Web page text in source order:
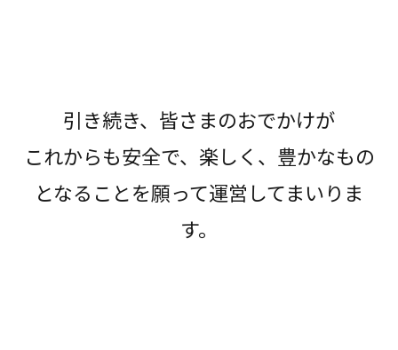
引き続き、皆さまのおでかけが
これからも安全で、楽しく、豊かなもの
となることを願って運営してまいりま
す。